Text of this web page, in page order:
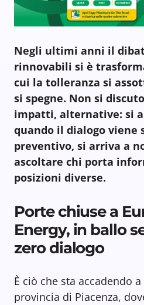
Negli ultimi anni il
rinnovabili si è
cui la tolleranza si
si spegne. Non si
impatti, alternative: si
quando il dialogo
preventivo, si arriva a
ascoltare chi porta
posizioni diverse.
Porte chiuse a
Energy, in ballo
zero dialogo
È ciò che sta accadendo a
provincia di Piacenza,